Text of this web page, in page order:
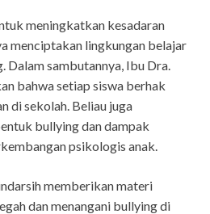
meningkatkan kesadaran
menciptakan lingkungan belajar
Dalam sambutannya, Ibu Dra.
bahwa setiap siswa berhak
di sekolah. Beliau juga
bullying dan dampak
psikologis anak.
memberikan materi
dan menangani bullying di